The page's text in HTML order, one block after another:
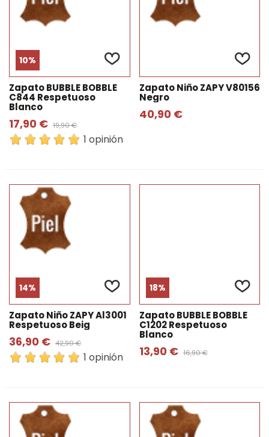
10%
Zapato BUBBLE BOBBLE
C844 Respetuoso
Blanco
17,90 € 19,90 €
1 opinión
Zapato Niño ZAPY V80156
Negro
40,90 €
14%
Zapato Niño ZAPY Al3001
Respetuoso Beig
36,90 € 42,90 €
1 opinión
18%
Zapato BUBBLE BOBBLE
C1202 Respetuoso
Blanco
13,90 € 16,90 €